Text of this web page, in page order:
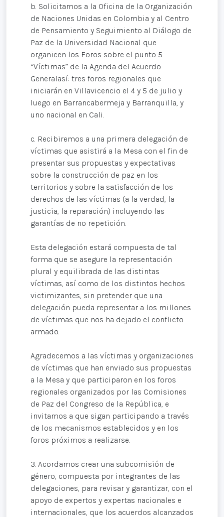
b. Solicitamos a la Oficina de la Organización
de Naciones Unidas en Colombia y al Centro
de Pensamiento y Seguimiento al Diálogo de
Paz de la Universidad Nacional que
organicen los Foros sobre el punto 5
“Víctimas” de la Agenda del Acuerdo
Generalasí: tres foros regionales que
iniciarán en Villavicencio el 4 y 5 de julio y
luego en Barrancabermeja y Barranquilla, y
uno nacional en Cali.
c. Recibiremos a una primera delegación de
víctimas que asistirá a la Mesa con el fin de
presentar sus propuestas y expectativas
sobre la construcción de paz en los
territorios y sobre la satisfacción de los
derechos de las víctimas (a la verdad, la
justicia, la reparación) incluyendo las
garantías de no repetición.
Esta delegación estará compuesta de tal
forma que se asegure la representación
plural y equilibrada de las distintas
víctimas, así como de los distintos hechos
victimizantes, sin pretender que una
delegación pueda representar a los millones
de víctimas que nos ha dejado el conflicto
armado.
Agradecemos a las víctimas y organizaciones
de víctimas que han enviado sus propuestas
a la Mesa y que participaron en los foros
regionales organizados por las Comisiones
de Paz del Congreso de la República, e
invitamos a que sigan participando a través
de los mecanismos establecidos y en los
foros próximos a realizarse.
3. Acordamos crear una subcomisión de
género, compuesta por integrantes de las
delegaciones, para revisar y garantizar, con el
apoyo de expertos y expertas nacionales e
internacionales, que los acuerdos alcanzados